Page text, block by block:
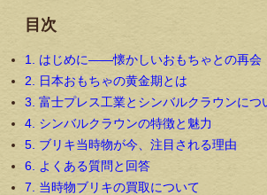
目次
1. はじめに——懐かしいおもちゃとの再会
2. 日本おもちゃの黄金期とは
3. 富士プレス工業とシンバルクラウンにつ
4. シンバルクラウンの特徴と魅力
5. ブリキ当時物が今、注目される理由
6. よくある質問と回答
7. 当時物ブリキの買取について